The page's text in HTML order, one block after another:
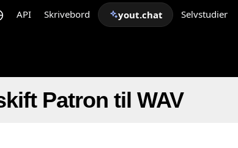
API Skrivebord yout.chat Selvstudier
Patron til WAV